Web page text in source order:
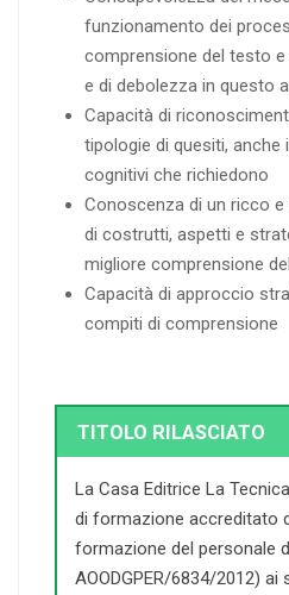
funzionamento dei
comprensione del testo
e di debolezza in questo
Capacità di
tipologie di quesiti,
cognitivi che richiedono
Conoscenza di un ricco
di costrutti, aspetti e
migliore comprensione
Capacità di approccio
compiti di comprensione
TITOLO RILASCIATO
La Casa Editrice La
di formazione accreditato
formazione del personale
AOODGPER/6834/2012)